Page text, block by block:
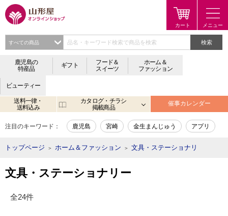
検索
鹿児島の
特産品
ギフト
フード＆
スイーツ
ホーム＆
ファッション
ビューティー
送料一律・
送料込み
カタログ・チラシ
掲載商品
催事カレンダー
注目のキーワード： 鹿児島 宮崎 金生まんじゅう アプリ
トップページ ＞ ホーム＆ファッション ＞ 文具・ステーショナリ
文具・ステーショナリー
全24件